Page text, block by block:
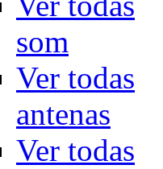
som
Ver todas
antenas
Ver todas